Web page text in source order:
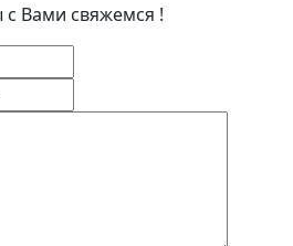
с Вами свяжемся !